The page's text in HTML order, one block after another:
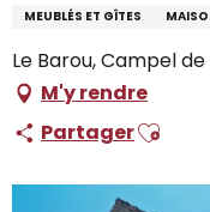
MEUBLÉS ET GÎTES
Le Barou, Campel
M'y rendre
PartagerAjouter